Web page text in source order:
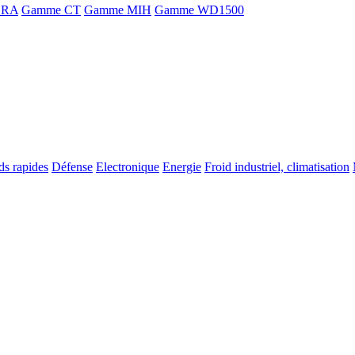
Gamme CT Gamme MIH Gamme WD1500
rapides Défense Electronique Energie Froid industriel, climatisation